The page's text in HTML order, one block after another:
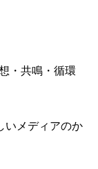
・共鳴・循環
いメディアのか